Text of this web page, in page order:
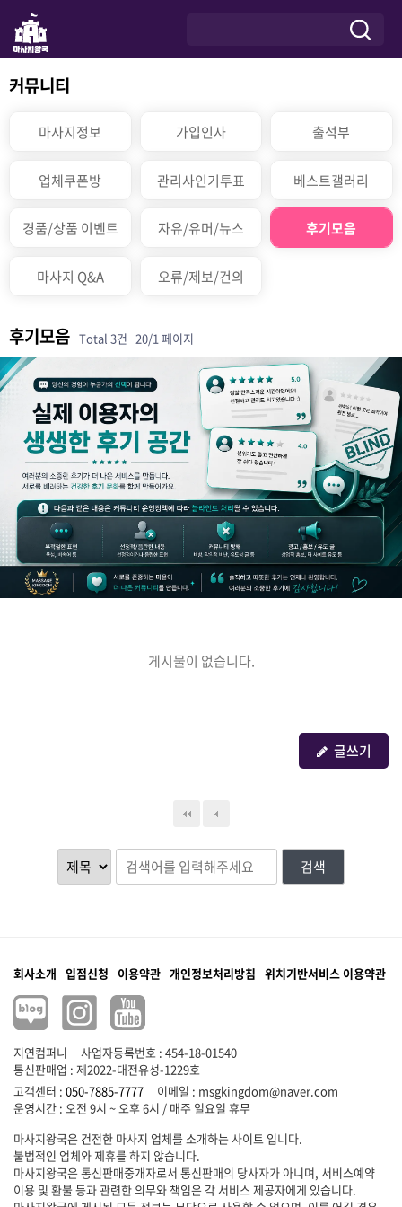
커뮤니티
마사지정보 가입인사 출석부
업체쿠폰방 관리사인기투표 베스트갤러리
경품/상품 이벤트 자유/유머/뉴스 후기모음
마사지 Q&A 오류/제보/건의
후기모음 Total 3건 20/1 페이지
게시물이 없습니다.
글쓰기
검색
회사소개 입점신청 이용약관 개인정보처리방침 위치기반서비스 이용약관
지연컴퍼니
사업자등록번호 : 454-18-01540
통신판매업 : 제2022-대전유성-1229호
고객센터 : 050-7885-7777 이메일 : msgkingdom@naver.com
마사지왕국은 건전한 마사지 업체를 소개하는 사이트 입니다.
불법적인 업체와 제휴를 하지 않습니다.
마사지왕국은 통신판매중개자로서 통신판매의 당사자가 아니며, 서비스예약
이용 및 환불 등과 관련한 의무와 책임은 각 서비스 제공자에게 있습니다.